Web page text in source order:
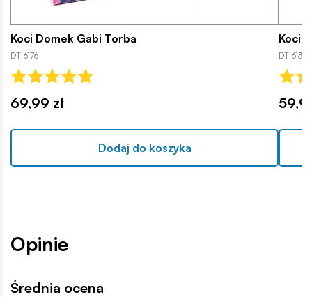
Koci Domek Gabi Torba
DT-6176
69,99 zł
Dodaj do koszyka
Koci
DT-6134
Opinie
Średnia ocena